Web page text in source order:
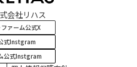
会社リハス
ァーム公式X
式Instgram
公式Instgram